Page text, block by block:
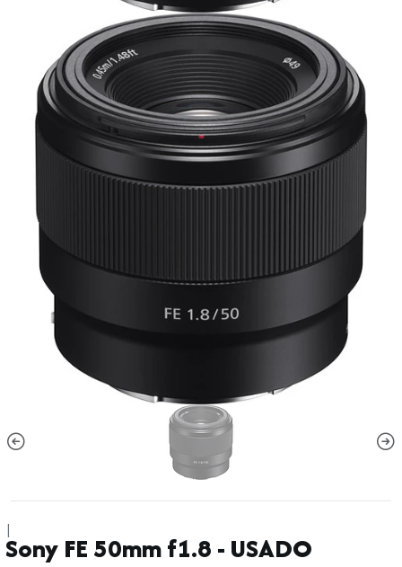
|
Sony FE 50mm f1.8 - USADO